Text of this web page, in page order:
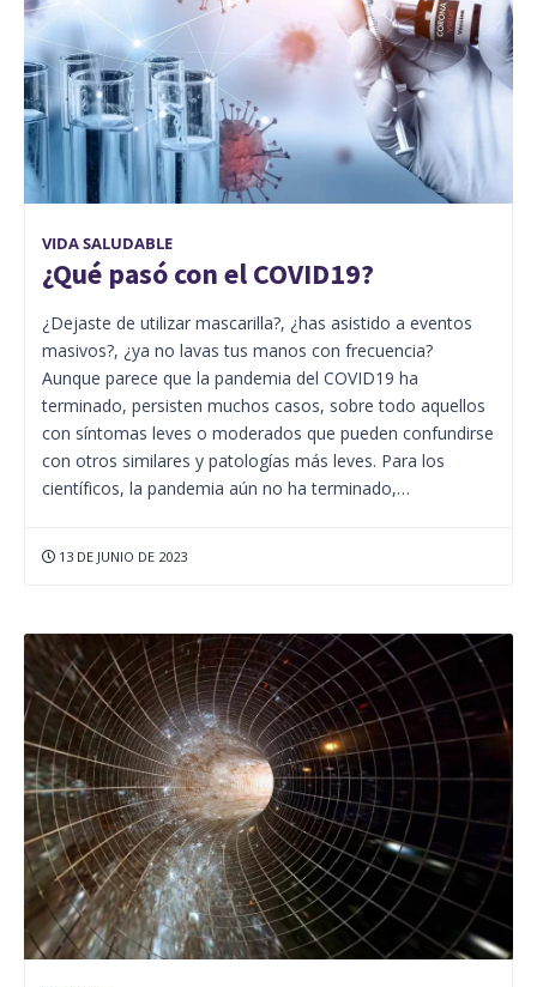
VIDA SALUDABLE
¿Qué pasó con el COVID19?
¿Dejaste de utilizar mascarilla?, ¿has asistido a eventos
masivos?, ¿ya no lavas tus manos con frecuencia?
Aunque parece que la pandemia del COVID19 ha
terminado, persisten muchos casos, sobre todo aquellos
con síntomas leves o moderados que pueden confundirse
con otros similares y patologías más leves. Para los
científicos, la pandemia aún no ha terminado,…
13 DE JUNIO DE 2023